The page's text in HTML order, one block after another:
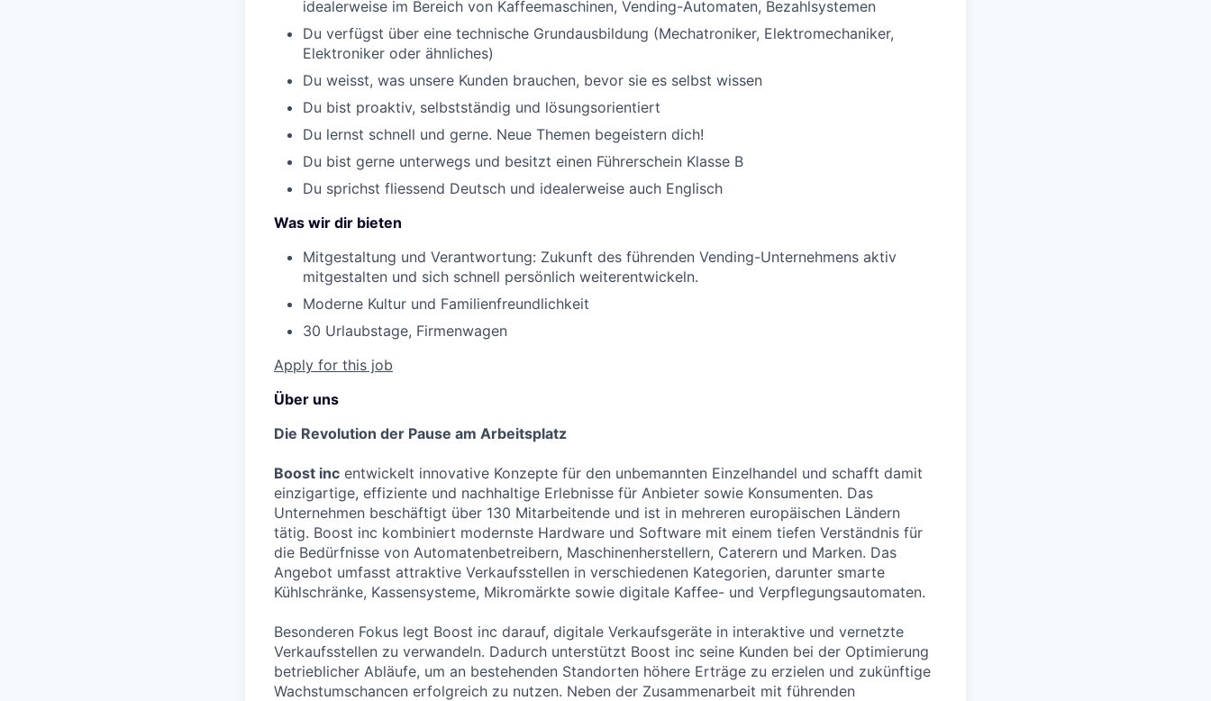
idealerweise im Bereich von Kaffeemaschinen, Vending-Automaten, Bezahlsystemen
Du verfügst über eine technische Grundausbildung (Mechatroniker, Elektromechaniker,
Elektroniker oder ähnliches)
Du weisst, was unsere Kunden brauchen, bevor sie es selbst wissen
Du bist proaktiv, selbstständig und lösungsorientiert
Du lernst schnell und gerne. Neue Themen begeistern dich!
Du bist gerne unterwegs und besitzt einen Führerschein Klasse B
Du sprichst fliessend Deutsch und idealerweise auch Englisch
Was wir dir bieten
Mitgestaltung und Verantwortung: Zukunft des führenden Vending-Unternehmens aktiv
mitgestalten und sich schnell persönlich weiterentwickeln.
Moderne Kultur und Familienfreundlichkeit
30 Urlaubstage, Firmenwagen
Apply for this job
Über uns
Die Revolution der Pause am Arbeitsplatz
Boost inc entwickelt innovative Konzepte für den unbemannten Einzelhandel und schafft damit
einzigartige, effiziente und nachhaltige Erlebnisse für Anbieter sowie Konsumenten. Das
Unternehmen beschäftigt über 130 Mitarbeitende und ist in mehreren europäischen Ländern
tätig. Boost inc kombiniert modernste Hardware und Software mit einem tiefen Verständnis für
die Bedürfnisse von Automatenbetreibern, Maschinenherstellern, Caterern und Marken. Das
Angebot umfasst attraktive Verkaufsstellen in verschiedenen Kategorien, darunter smarte
Kühlschränke, Kassensysteme, Mikromärkte sowie digitale Kaffee- und Verpflegungsautomaten.
Besonderen Fokus legt Boost inc darauf, digitale Verkaufsgeräte in interaktive und vernetzte
Verkaufsstellen zu verwandeln. Dadurch unterstützt Boost inc seine Kunden bei der Optimierung
betrieblicher Abläufe, um an bestehenden Standorten höhere Erträge zu erzielen und zukünftige
Wachstumschancen erfolgreich zu nutzen. Neben der Zusammenarbeit mit führenden